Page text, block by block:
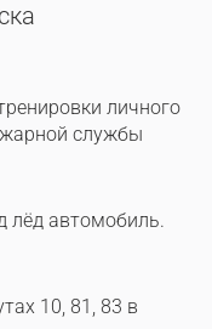
личного
службы
лёд автомобиль.
10, 81, 83 в